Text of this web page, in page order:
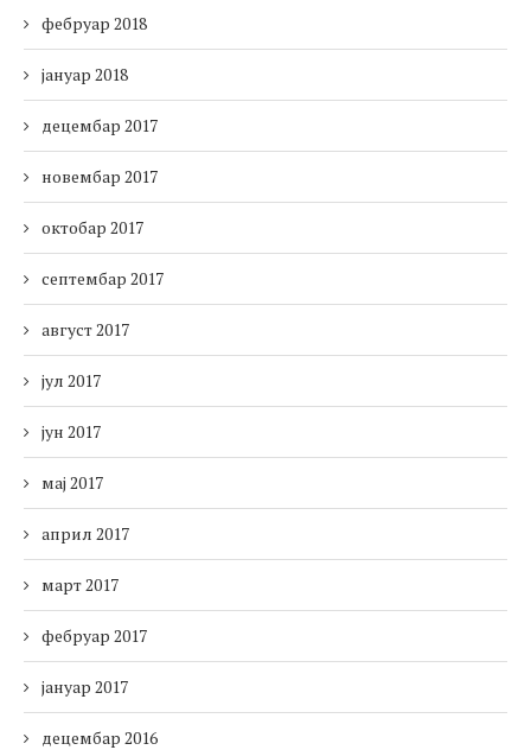
фебруар 2018
јануар 2018
децембар 2017
новембар 2017
октобар 2017
септембар 2017
август 2017
јул 2017
јун 2017
мај 2017
април 2017
март 2017
фебруар 2017
јануар 2017
децембар 2016